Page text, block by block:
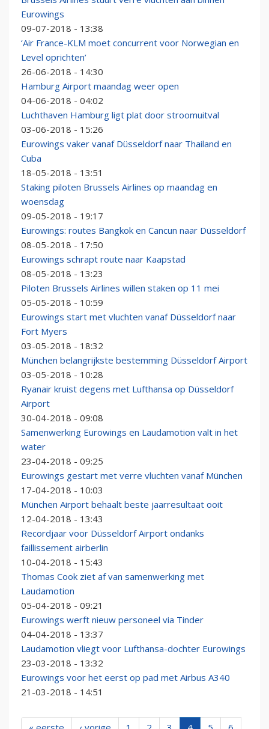
Eurowings
09-07-2018 - 13:38
‘Air France-KLM moet concurrent voor Norwegian en
Level oprichten’
26-06-2018 - 14:30
Hamburg Airport maandag weer open
04-06-2018 - 04:02
Luchthaven Hamburg ligt plat door stroomuitval
03-06-2018 - 15:26
Eurowings vaker vanaf Düsseldorf naar Thailand en
Cuba
18-05-2018 - 13:51
Staking piloten Brussels Airlines op maandag en
woensdag
09-05-2018 - 19:17
Eurowings: routes Bangkok en Cancun naar Düsseldorf
08-05-2018 - 17:50
Eurowings schrapt route naar Kaapstad
08-05-2018 - 13:23
Piloten Brussels Airlines willen staken op 11 mei
05-05-2018 - 10:59
Eurowings start met vluchten vanaf Düsseldorf naar
Fort Myers
03-05-2018 - 18:32
München belangrijkste bestemming Düsseldorf Airport
03-05-2018 - 10:28
Ryanair kruist degens met Lufthansa op Düsseldorf
Airport
30-04-2018 - 09:08
Samenwerking Eurowings en Laudamotion valt in het
water
23-04-2018 - 09:25
Eurowings gestart met verre vluchten vanaf München
17-04-2018 - 10:03
München Airport behaalt beste jaarresultaat ooit
12-04-2018 - 13:43
Recordjaar voor Düsseldorf Airport ondanks
faillissement airberlin
10-04-2018 - 15:43
Thomas Cook ziet af van samenwerking met
Laudamotion
05-04-2018 - 09:21
Eurowings werft nieuw personeel via Tinder
04-04-2018 - 13:37
Laudamotion vliegt voor Lufthansa-dochter Eurowings
23-03-2018 - 13:32
Eurowings voor het eerst op pad met Airbus A340
21-03-2018 - 14:51